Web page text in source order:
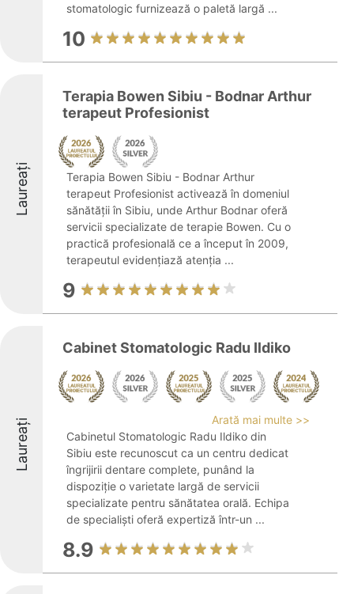
stomatologic furnizează o paletă largă ...
10
Laureați
Terapia Bowen Sibiu - Bodnar Arthur
terapeut Profesionist
Terapia Bowen Sibiu - Bodnar Arthur
terapeut Profesionist activează în domeniul
sănătății în Sibiu, unde Arthur Bodnar oferă
servicii specializate de terapie Bowen. Cu o
practică profesională ce a început în 2009,
terapeutul evidențiază atenția ...
9
Laureați
Cabinet Stomatologic Radu Ildiko
Arată mai multe >>
Cabinetul Stomatologic Radu Ildiko din
Sibiu este recunoscut ca un centru dedicat
îngrijirii dentare complete, punând la
dispoziție o varietate largă de servicii
specializate pentru sănătatea orală. Echipa
de specialiști oferă expertiză într-un ...
8.9